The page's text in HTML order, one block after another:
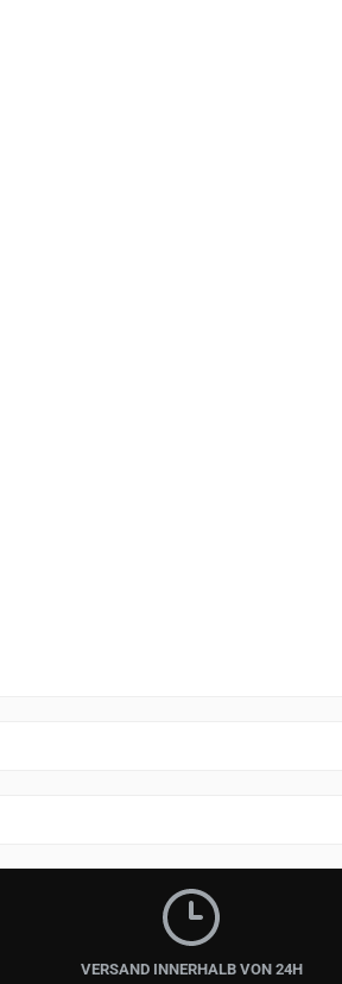
VERSAND INNERHALB VON 24H